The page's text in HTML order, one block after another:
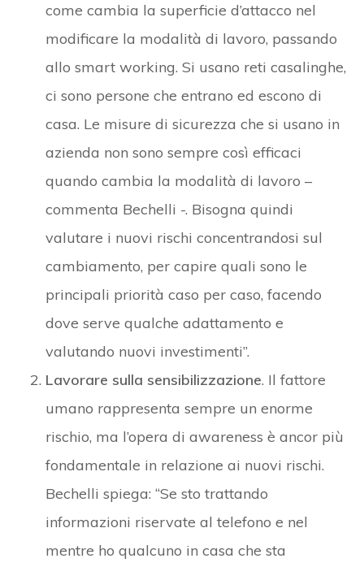
come cambia la superficie d’attacco nel
modificare la modalità di lavoro, passando
allo smart working. Si usano reti casalinghe,
ci sono persone che entrano ed escono di
casa. Le misure di sicurezza che si usano in
azienda non sono sempre così efficaci
quando cambia la modalità di lavoro –
commenta Bechelli -. Bisogna quindi
valutare i nuovi rischi concentrandosi sul
cambiamento, per capire quali sono le
principali priorità caso per caso, facendo
dove serve qualche adattamento e
valutando nuovi investimenti”.
Lavorare sulla sensibilizzazione. Il fattore
umano rappresenta sempre un enorme
rischio, ma l’opera di awareness è ancor più
fondamentale in relazione ai nuovi rischi.
Bechelli spiega: “Se sto trattando
informazioni riservate al telefono e nel
mentre ho qualcuno in casa che sta